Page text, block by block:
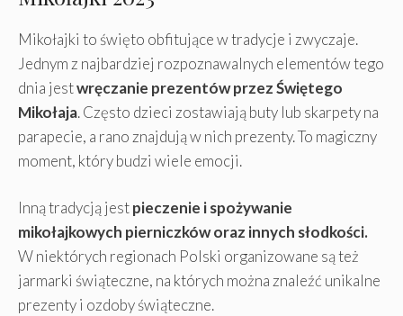
Mikołajki to święto obfitujące w tradycje i zwyczaje.
Jednym z najbardziej rozpoznawalnych elementów tego
dnia jestwręczanie prezentów przez Świętego
Mikołaja. Często dzieci zostawiają buty lub skarpety na
parapecie, a rano znajdują w nich prezenty. To magiczny
moment, który budzi wiele emocji.
Inną tradycją jestpieczenie i spożywanie
mikołajkowych pierniczków oraz innych słodkości.
W niektórych regionach Polski organizowane są też
jarmarki świąteczne, na których można znaleźć unikalne
prezenty i ozdoby świąteczne.